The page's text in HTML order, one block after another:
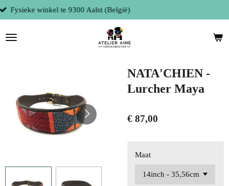
Ga
direct
naar
de
Persoonlijke service
NATA'CHIEN -
Lurcher Maya
€ 87,00
Maat